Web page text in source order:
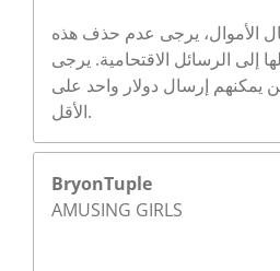
الأموال، يرجى عدم حذف هذه
إلى الرسائل الاقتحامية. يرجى
يمكنهم إرسال دولار واحد على
الأقل.
BryonTuple
AMUSING GIRLS